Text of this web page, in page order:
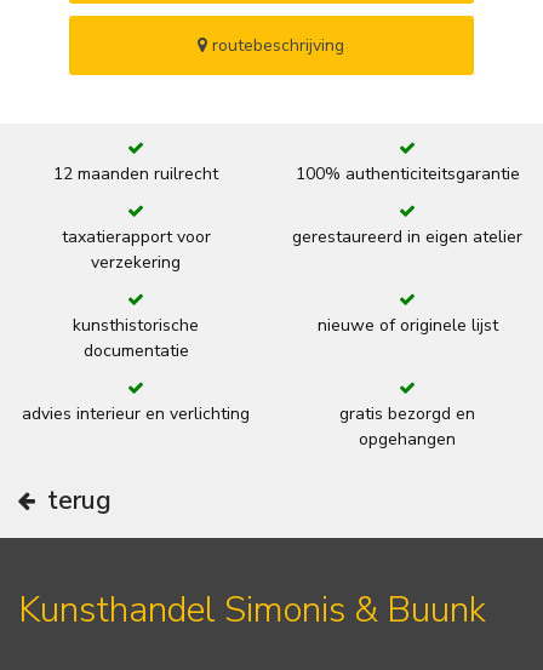
routebeschrijving
12 maanden ruilrecht 100% authenticiteitsgarantie
taxatierapport voor
verzekering
gerestaureerd in eigen atelier
kunsthistorische
documentatie
nieuwe of originele lijst
advies interieur en verlichting
gratis bezorgd en
opgehangen
terug
Kunsthandel Simonis & Buunk